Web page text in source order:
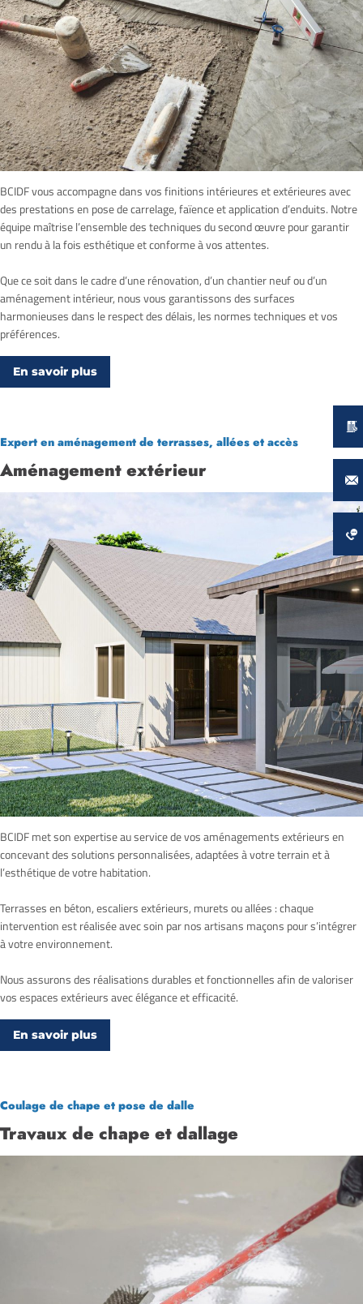
BCIDF vous accompagne dans vos finitions intérieures et extérieures avec
des prestations en pose de carrelage, faïence et application d’enduits. Notre
équipe maîtrise l’ensemble des techniques du second œuvre pour garantir
un rendu à la fois esthétique et conforme à vos attentes.
Que ce soit dans le cadre d’une rénovation, d’un chantier neuf ou d’un
aménagement intérieur, nous vous garantissons des surfaces
harmonieuses dans le respect des délais, les normes techniques et vos
préférences.
En savoir plus
Aménagement extérieur
Expert en aménagement de terrasses, allées et accès
BCIDF met son expertise au service de vos aménagements extérieurs en
concevant des solutions personnalisées, adaptées à votre terrain et à
l’esthétique de votre habitation.
Terrasses en béton, escaliers extérieurs, murets ou allées : chaque
intervention est réalisée avec soin par nos artisans maçons pour s’intégrer
à votre environnement.
Nous assurons des réalisations durables et fonctionnelles afin de valoriser
vos espaces extérieurs avec élégance et efficacité.
En savoir plus
Travaux de chape et dallage
Coulage de chape et pose de dalle